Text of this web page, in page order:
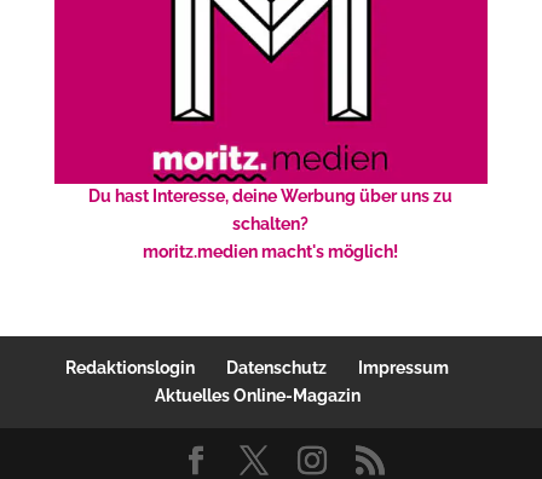
Du hast Interesse, deine Werbung über uns zu
schalten?
moritz.medien macht's möglich!
Redaktionslogin Datenschutz
Impressum
Aktuelles Online-Magazin